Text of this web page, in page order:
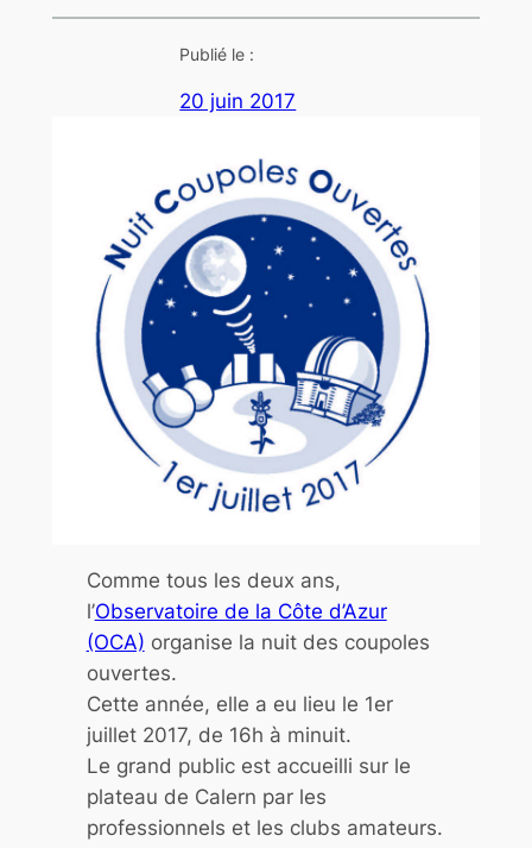
Publié le :
20 juin 2017
Comme tous les deux ans,
l’Observatoire de la Côte d’Azur
(OCA) organise la nuit des coupoles
ouvertes.
Cette année, elle a eu lieu le 1er
juillet 2017, de 16h à minuit.
Le grand public est accueilli sur le
plateau de Calern par les
professionnels et les clubs amateurs.